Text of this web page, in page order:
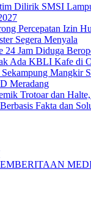
Dilirik SMSI
Percepatan Izin
Segera Menyala
24 Jam Diduga
Ada KBLI Kafe di
Mangkir
Meradang
Trotoar dan
Fakta dan